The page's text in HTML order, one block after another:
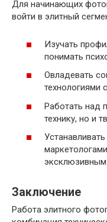
Для начинающих
войти в элитный
Изучать
понимать
Овладевать
технологиями
Работать над
технику, но и
эксклюзивным
Заключение
Работа элитного